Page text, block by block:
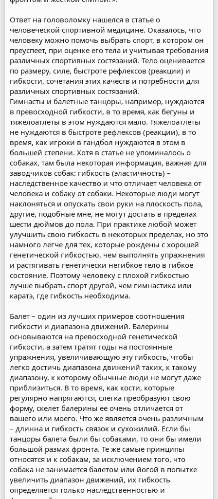
Ответ на головоломку нашелся в статье о
человеческой спортивной медицине. Оказалось, что
человеку можно помочь выбрать спорт, в котором он
преуспеет, при оценке его тела и учитывая требования
различных спортивных состязаний. Тело оценивается
по размеру, силе, быстроте рефлексов (реакции) и
гибкости, сочетания этих качеств и потребности для
различных спортивных состязаний.
Гимнасты и балетные танцоры, например, нуждаются
в превосходной гибкости, в то время, как бегуны и
тяжелоатлеты в этом нуждаются мало. Тяжелоатлеты
не нуждаются в быстроте рефлексов (реакции), в то
время, как игроки в гандбол нуждаются в этом в
большей степени. Хотя в статье не упоминалось о
собаках, там была некоторая информация, важная для
заводчиков собак: гибкость (эластичность) –
наследственное качество и что отличает человека от
человека и собаку от собаки. Некоторые люди могут
наклоняться и опускать свои руки на плоскость пола,
другие, подобные мне, не могут достать в пределах
шести дюймов до пола. При практике любой может
улучшить свою гибкость в некоторых пределах, но это
намного легче для тех, которые рождены с хорошей
генетической гибкостью, чем выполнять упражнения
и растягивать генетически негибкое тело в гибкое
состояние. Поэтому человеку с плохой гибкостью
лучше выбрать спорт другой, чем гимнастика или
каратэ, где гибкость необходима.
Балет – один из лучших примеров соотношения
гибкости и диапазона движений. Балерины
основываются на превосходной генетической
гибкости, а затем тратят годы на постоянные
упражнения, увеличивающую эту гибкость, чтобы
легко достичь диапазона движений таких, к такому
диапазону, к которому обычные люди не могут даже
приблизиться. В то время, как кости, которые
регулярно напрягаются, слегка преобразуют свою
форму, скелет балерины ее очень отличается от
вашего или моего. Что же является очень различным
– длинна и гибкость связок и сухожилий. Если бы
танцоры балета были бы собаками, то они бы имели
большой размах фронта. Те же самые принципы
относятся и к собакам, за исключением того, что
собака не занимается балетом или йогой в попытке
увеличить диапазон движений, их гибкость
определяется только наследственностью и